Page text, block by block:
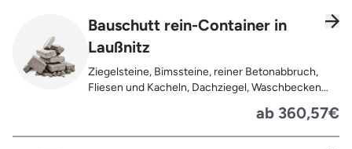
Bauschutt rein-Container in
Laußnitz
Ziegelsteine, Bimssteine, reiner Betonabbruch,
Fliesen und Kacheln, Dachziegel, Waschbecken
Pflastersteine, Kalksand-Mauerwerk, Zement und
Putzreste
ab 360,57€